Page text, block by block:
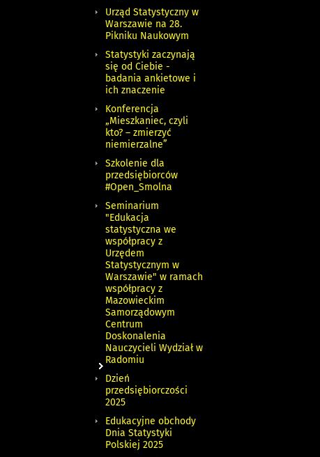
Urząd Statystyczny w
Warszawie na 28.
Pikniku Naukowym
Statystyki zaczynają
się od Ciebie -
badania ankietowe i
ich znaczenie
Konferencja
„Mieszkaniec, czyli
kto? – zmierzyć
niemierzalne”
Szkolenie dla
przedsiębiorców
#Open_Smolna
Seminarium
"Edukacja
statystyczna we
współpracy z
Urzędem
Statystycznym w
Warszawie" w ramach
współpracy z
Mazowieckim
Samorządowym
Centrum
Doskonalenia
Nauczycieli Wydział w
Radomiu
Dzień
przedsiębiorczości
2025
Edukacyjne obchody
Dnia Statystyki
Polskiej 2025